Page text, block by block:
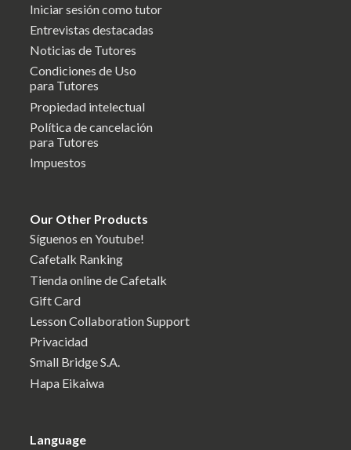
Iniciar sesión como tutor
Entrevistas destacadas
Noticias de Tutores
Condiciones de Uso
para Tutores
Propiedad intelectual
Política de cancelación
para Tutores
Impuestos
Our Other Products
Síguenos en Youtube!
Cafetalk Ranking
Tienda online de Cafetalk
Gift Card
Lesson Collaboration Support
Privacidad
Small Bridge S.A.
Hapa Eikaiwa
Language